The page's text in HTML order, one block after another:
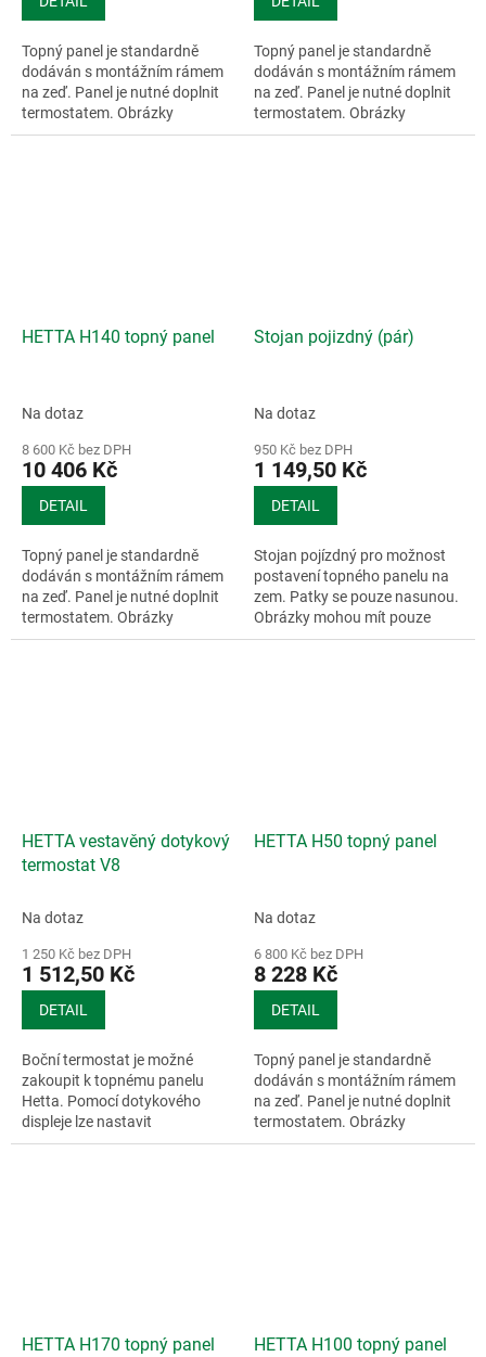
Topný panel je standardně
dodáván s montážním rámem
na zeď. Panel je nutné doplnit
termostatem. Obrázky
mohou...
Topný panel je standardně
dodáván s montážním rámem
na zeď. Panel je nutné doplnit
termostatem. Obrázky
mohou...
HETTA H140 topný panel
Na dotaz
8 600 Kč bez DPH
10 406 Kč
DETAIL
Topný panel je standardně
dodáván s montážním rámem
na zeď. Panel je nutné doplnit
termostatem. Obrázky
mohou...
Stojan pojizdný (pár)
Na dotaz
950 Kč bez DPH
1 149,50 Kč
DETAIL
Stojan pojízdný pro možnost
postavení topného panelu na
zem. Patky se pouze nasunou.
Obrázky mohou mít pouze
ilustrační...
HETTA vestavěný dotykový
termostat V8
Na dotaz
1 250 Kč bez DPH
1 512,50 Kč
DETAIL
Boční termostat je možné
zakoupit k topnému panelu
Hetta. Pomocí dotykového
displeje lze nastavit
program nebo panel manualně
HETTA H50 topný panel
Na dotaz
6 800 Kč bez DPH
8 228 Kč
DETAIL
Topný panel je standardně
dodáván s montážním rámem
na zeď. Panel je nutné doplnit
termostatem. Obrázky
mohou...
HETTA H170 topný panel HETTA H100 topný panel